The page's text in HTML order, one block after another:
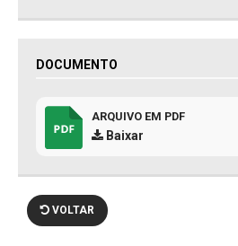
DOCUMENTO
ARQUIVO EM PDF
Baixar
VOLTAR